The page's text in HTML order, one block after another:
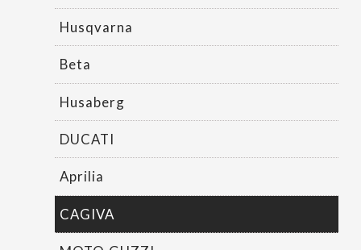
Husqvarna
Beta
Husaberg
DUCATI
Aprilia
CAGIVA